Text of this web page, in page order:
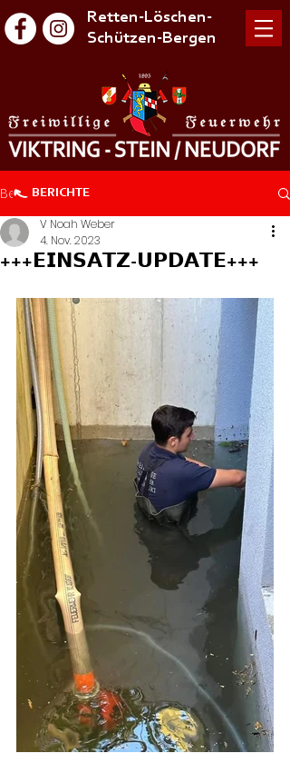
Retten-Löschen-
Schützen-Bergen
Beitrag
+++𝗘𝗜𝗡𝗦𝗔𝗧𝗭-𝗨𝗣𝗗𝗔𝗧𝗘+++
V Noah Weber
4. Nov. 2023
BERICHTE